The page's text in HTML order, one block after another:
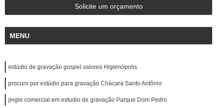
Solicite um orçamento
MENU
estúdio de gravação gospel valores Higienópolis
procuro por estúdio para gravação Chácara Santo Antônio
jingle comercial em estudio de gravação Parque Dom Pedro